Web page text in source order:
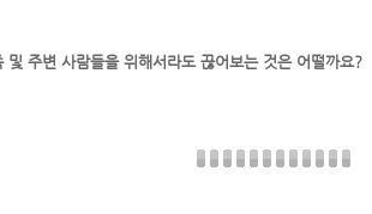
주변 사람들을 위해서라도 끊어보는 것은 어떨까요?